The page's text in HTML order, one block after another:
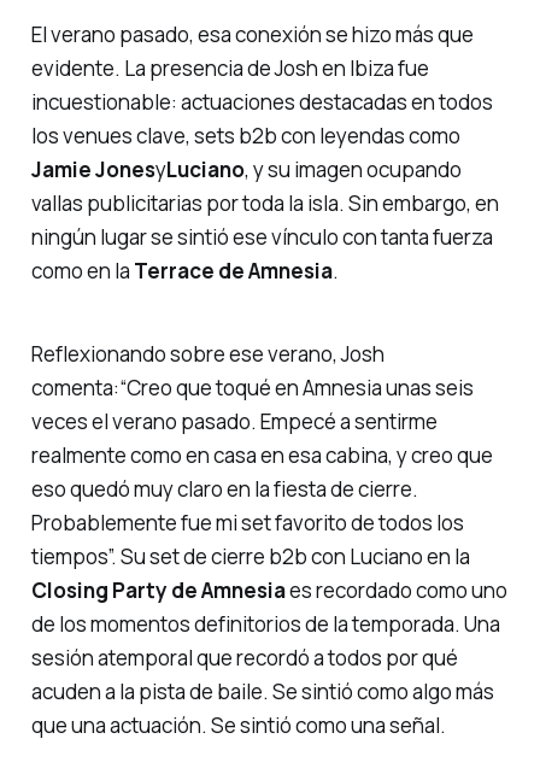
El verano pasado, esa conexión se hizo más que
evidente. La presencia de Josh en Ibiza fue
incuestionable: actuaciones destacadas en todos
los venues clave, sets b2b con leyendas como
Jamie JonesyLuciano, y su imagen ocupando
vallas publicitarias por toda la isla. Sin embargo, en
ningún lugar se sintió ese vínculo con tanta fuerza
como en la Terrace de Amnesia.
Reflexionando sobre ese verano, Josh
comenta:“Creo que toqué en Amnesia unas seis
veces el verano pasado. Empecé a sentirme
realmente como en casa en esa cabina, y creo que
eso quedó muy claro en la fiesta de cierre.
Probablemente fue mi set favorito de todos los
tiempos”. Su set de cierre b2b con Luciano en la
Closing Party de Amnesiaes recordado como uno
de los momentos definitorios de la temporada. Una
sesión atemporal que recordó a todos por qué
acuden a la pista de baile. Se sintió como algo más
que una actuación. Se sintió como una señal.